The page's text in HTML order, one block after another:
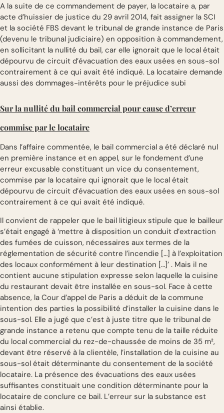
A la suite de ce commandement de payer, la locataire a, par
acte d’huissier de justice du 29 avril 2014, fait assigner la SCI
et la société FBS devant le tribunal de grande instance de Paris
(devenu le tribunal judiciaire) en opposition à commandement,
en sollicitant la nullité du bail, car elle ignorait que le local était
dépourvu de circuit d’évacuation des eaux usées en sous-sol
contrairement à ce qui avait été indiqué. La locataire demande
aussi des dommages-intérêts pour le préjudice subi
Sur la nullité du bail commercial pour cause d’erreur
commise par le locataire
Dans l’affaire commentée, le bail commercial a été déclaré nul
en première instance et en appel, sur le fondement d’une
erreur excusable constituant un vice du consentement,
commise par la locataire qui ignorait que le local était
dépourvu de circuit d’évacuation des eaux usées en sous-sol
contrairement à ce qui avait été indiqué.
Il convient de rappeler que le bail litigieux stipule que le bailleur
s’était engagé à ‘mettre à disposition un conduit d’extraction
des fumées de cuisson, nécessaires aux termes de la
réglementation de sécurité contre l’incendie […] à l’exploitation
des locaux conformément à leur destination […]’ . Mais il ne
contient aucune stipulation expresse selon laquelle la cuisine
du restaurant devait être installée en sous-sol. Face à cette
absence, la Cour d’appel de Paris a déduit de la commune
intention des parties la possibilité d’installer la cuisine dans le
sous-sol. Elle a jugé que c’est à juste titre que le tribunal de
grande instance a retenu que compte tenu de la taille réduite
du local commercial du rez-de-chaussée de moins de 35 m²,
devant être réservé à la clientèle, l’installation de la cuisine au
sous-sol était déterminante du consentement de la société
locataire. La présence des évacuations des eaux usées
suffisantes constituait une condition déterminante pour la
locataire de conclure ce bail. L’erreur sur la substance est
ainsi établie.